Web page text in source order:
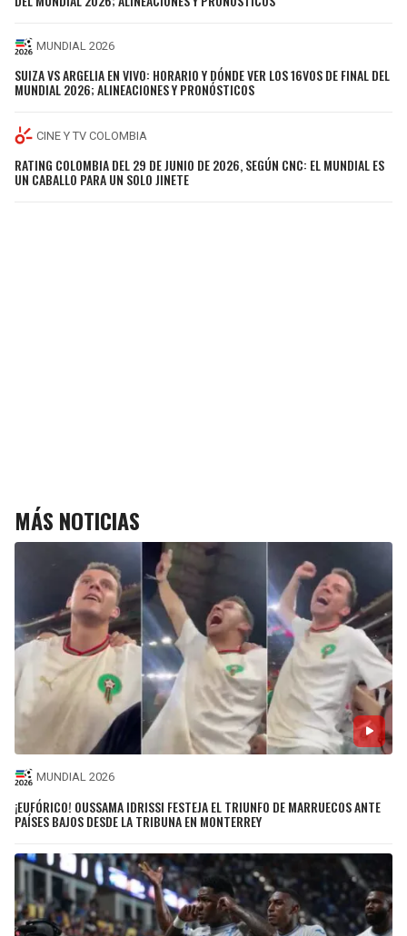
MUNDIAL 2026
SUIZA VS ARGELIA EN VIVO: HORARIO Y DÓNDE VER LOS 16VOS DE FINAL DEL
MUNDIAL 2026; ALINEACIONES Y PRONÓSTICOS
CINE Y TV COLOMBIA
RATING COLOMBIA DEL 29 DE JUNIO DE 2026, SEGÚN CNC: EL MUNDIAL ES
UN CABALLO PARA UN SOLO JINETE
MÁS NOTICIAS
MUNDIAL 2026
¡EUFÓRICO! OUSSAMA IDRISSI FESTEJA EL TRIUNFO DE MARRUECOS ANTE
PAÍSES BAJOS DESDE LA TRIBUNA EN MONTERREY